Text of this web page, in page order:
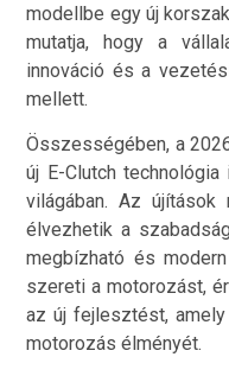
modellbe egy új
mutatja, hogy a
innováció és a
mellett.
Összességében, a
új E-Clutch
világában. Az
élvezhetik a
megbízható és
szereti a motorozást,
az új fejlesztést,
motorozás élményét.